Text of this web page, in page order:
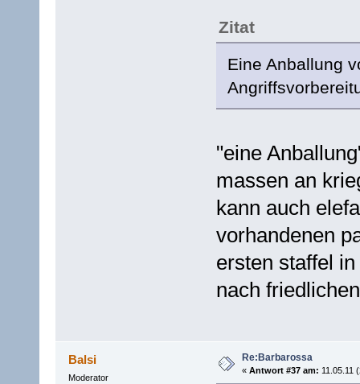
Zitat
Eine Anballung
"eine
massen an
kann auch
vorhandenen
ersten staffel
nach
Balsi
Moderator
Re:Barbarossa
« Antwort #37 am: 11.05.11